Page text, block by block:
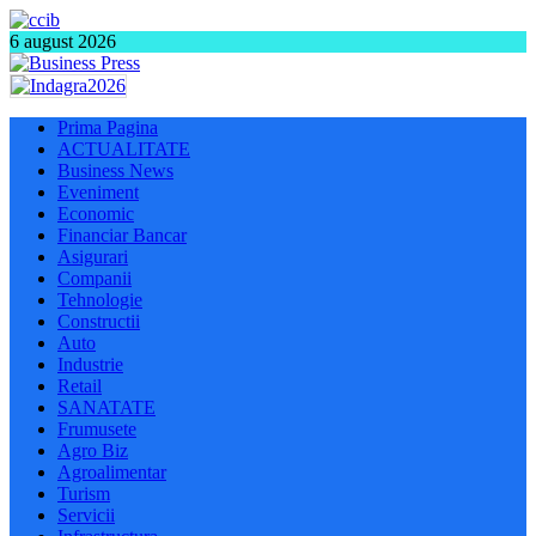
6 august 2026
Prima Pagina
ACTUALITATE
Business News
Eveniment
Economic
Financiar Bancar
Asigurari
Companii
Tehnologie
Constructii
Auto
Industrie
Retail
SANATATE
Frumusete
Agro Biz
Agroalimentar
Turism
Servicii